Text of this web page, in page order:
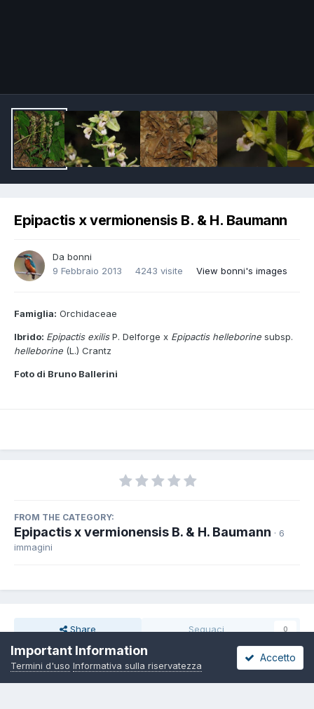
Epipactis x vermionensis B. & H. Baumann
Da bonni
9 Febbraio 2013
4243 visite View bonni's images
Famiglia: Orchidaceae
Ibrido: Epipactis exilisP. Delforge x Epipactis helleborine subsp.
helleborine (L.) Crantz
Foto di Bruno Ballerini
FROM THE CATEGORY:
Epipactis x vermionensis B. & H. Baumann · 6
immagini
Share Seguaci 0
Important Information
Termini d'uso Informativa sulla riservatezza
Accetto